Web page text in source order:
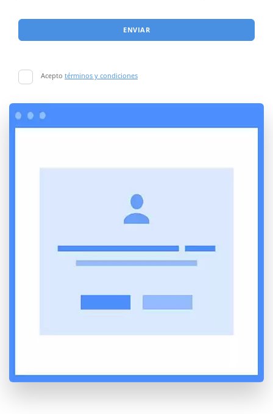
ENVIAR
Acepto términos y condiciones